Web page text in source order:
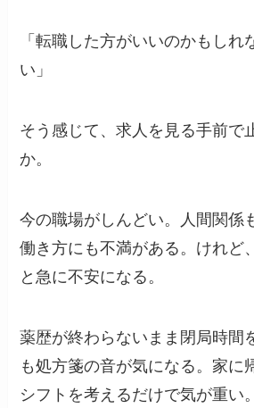
「転職した方がいいのかもしれ
い」
そう感じて、求人を見る手前で
か。
今の職場がしんどい。人間関係
働き方にも不満がある。けれど
と急に不安になる。
薬歴が終わらないまま閉局時間
も処方箋の音が気になる。家に
シフトを考えるだけで気が重い。